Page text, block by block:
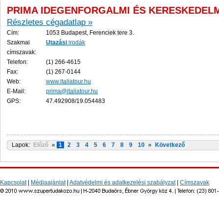
PRIMA IDEGENFORGALMI ÉS
Részletes cégadatlap »
Cím:
1053 Budapest, Ferenciek tere 3.
Szakmai
címszavak:
Utazási irodák
Telefon:
(1) 266-4615
Fax:
(1) 267-0144
Web:
www.italiatour.hu
E-Mail:
prima@italiatour.hu
GPS:
47.492908/19.054483
Lapok: Előző « 1 2 3 4 5 6 7 8 9 10 » Következő
Kapcsolat| Médiaajánlat| Adatvédelmi és adatkezelési szabályzat| Címszavak